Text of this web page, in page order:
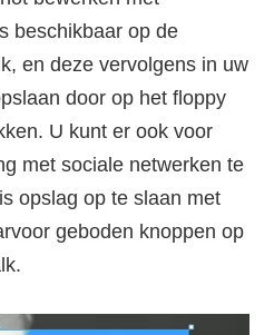
beschikbaar op de
en deze vervolgens in uw
door op het floppy
U kunt er ook voor
met sociale netwerken te
opslag op te slaan met
geboden knoppen op